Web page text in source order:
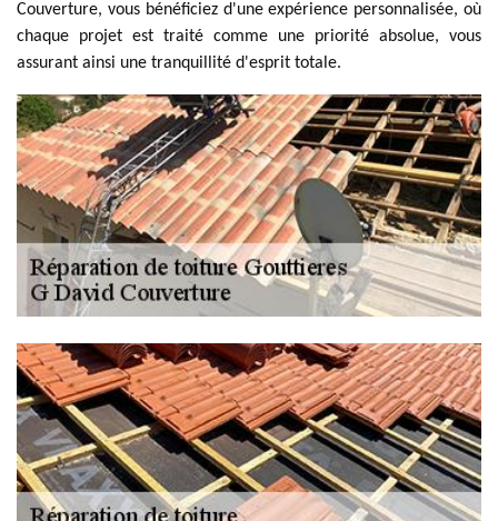
Couverture, vous bénéficiez d'une expérience personnalisée, où
chaque projet est traité comme une priorité absolue, vous
assurant ainsi une tranquillité d'esprit totale.